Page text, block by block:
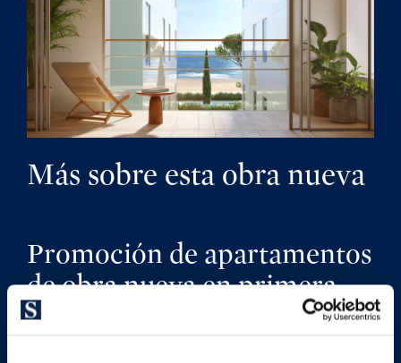
Más sobre esta obra nueva
Promoción de apartamentos
de obra nueva en primera
línea de mar en Platja d’Aro